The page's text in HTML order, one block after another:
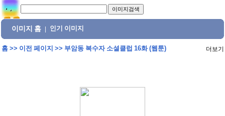
이미지 홈 인기 이미지
홈>> 이전 페이지 >> 부암동 복수자 소셜클럽 16화 (웹툰) 더보기